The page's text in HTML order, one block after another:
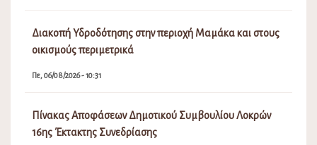
Διακοπή Υδροδότησης στην περιοχή Μαμάκα και στους
οικισμούς περιμετρικά
Πε, 06/08/2026 - 10:31
Πίνακας Αποφάσεων Δημοτικού Συμβουλίου Λοκρών
16ης Έκτακτης Συνεδρίασης